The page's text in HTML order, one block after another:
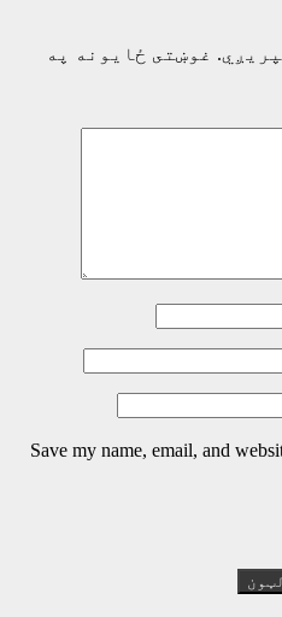
غوښتى ځایونه په
Save my name, email, and
لټون